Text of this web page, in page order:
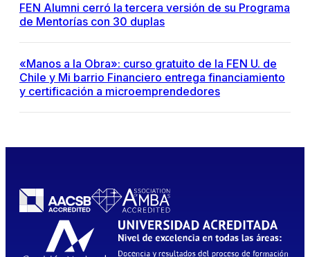
FEN Alumni cerró la tercera versión de su Programa
de Mentorías con 30 duplas
«Manos a la Obra»: curso gratuito de la FEN U. de
Chile y Mi barrio Financiero entrega financiamiento
y certificación a microemprendedores